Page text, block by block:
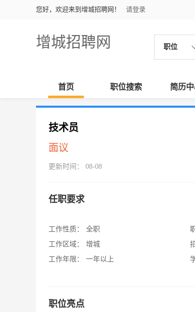
您好，欢迎来到增城招聘网！ 请登录
增城招聘网 职位
首页 职位搜索 简历
技术员
面议
更新时间： 08-08
任职要求
工作性质：
全职
工作区域：
增城
工作年限：
一年以上
职位亮点